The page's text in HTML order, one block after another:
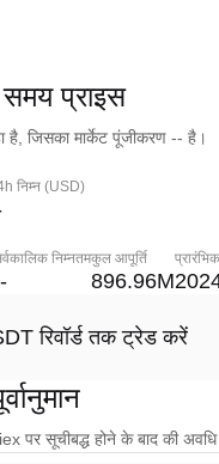
प्राइस
है, जिसका मार्केट पूंजीकरण -- है।
निम्न (USD)
निम्नतमकुल आपूर्ति
896.96M
रिवॉर्ड तक ट्रेड करें
पर सूचीबद्ध होने के बाद की